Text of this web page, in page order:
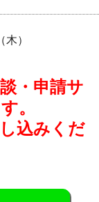
）
・申請サ
。
込みくだ